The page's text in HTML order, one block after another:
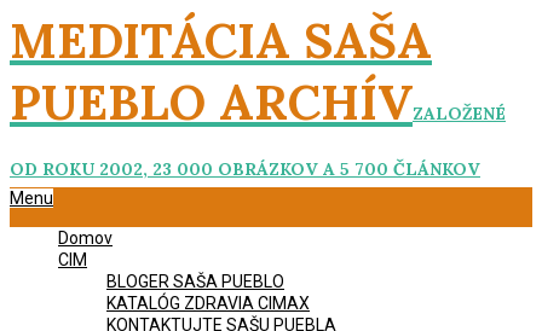
Skip
to
content
MEDITÁCIA SAŠA
PUEBLO ARCHÍVZALOŽENÉ
OD ROKU 2002, 23 000 OBRÁZKOV A 5 700 ČLÁNKOV
Primary
Menu
Domov
CIM
BLOGER SAŠA PUEBLO
KATALÓG ZDRAVIA CIMAX
KONTAKTUJTE SAŠU PUEBLA